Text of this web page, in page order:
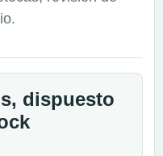
dispuesto